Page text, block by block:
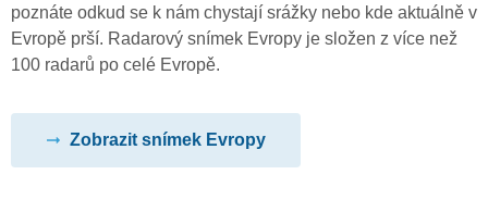
poznáte odkud se k nám chystají srážky nebo kde aktuálně v
Evropě prší. Radarový snímek Evropy je složen z více než
100 radarů po celé Evropě.
Zobrazit snímek Evropy